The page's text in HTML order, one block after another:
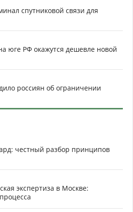
спутниковой связи для
юге РФ окажутся дешевле новой
россиян об ограничении
честный разбор принципов
экспертиза в Москве: